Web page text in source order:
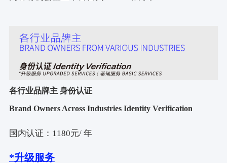
各行业品牌主 身份认证
Brand Owners Across Industries Identity Verification
国内认证： 1180元/ 年
*升级服务